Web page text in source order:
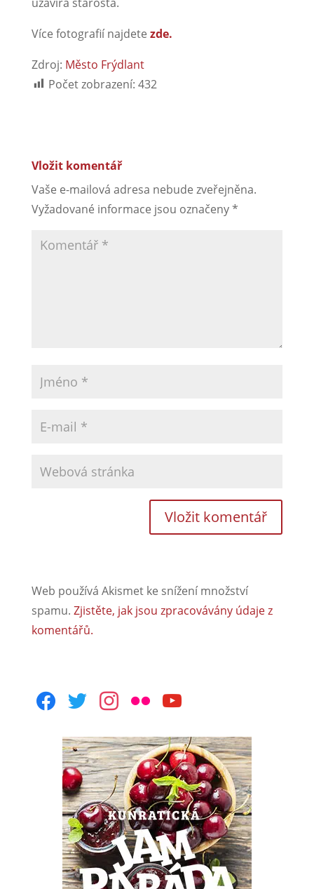
Více fotografií najdete zde.
Zdroj: Město Frýdlant
Počet zobrazení: 432
Vložit komentář
Vaše e-mailová adresa nebude zveřejněna.
Vyžadované informace jsou označeny*
Web používá Akismet ke snížení množství
spamu. Zjistěte, jak jsou zpracovávány údaje z
komentářů.
facebooktwitterinstagram
flickr youtube